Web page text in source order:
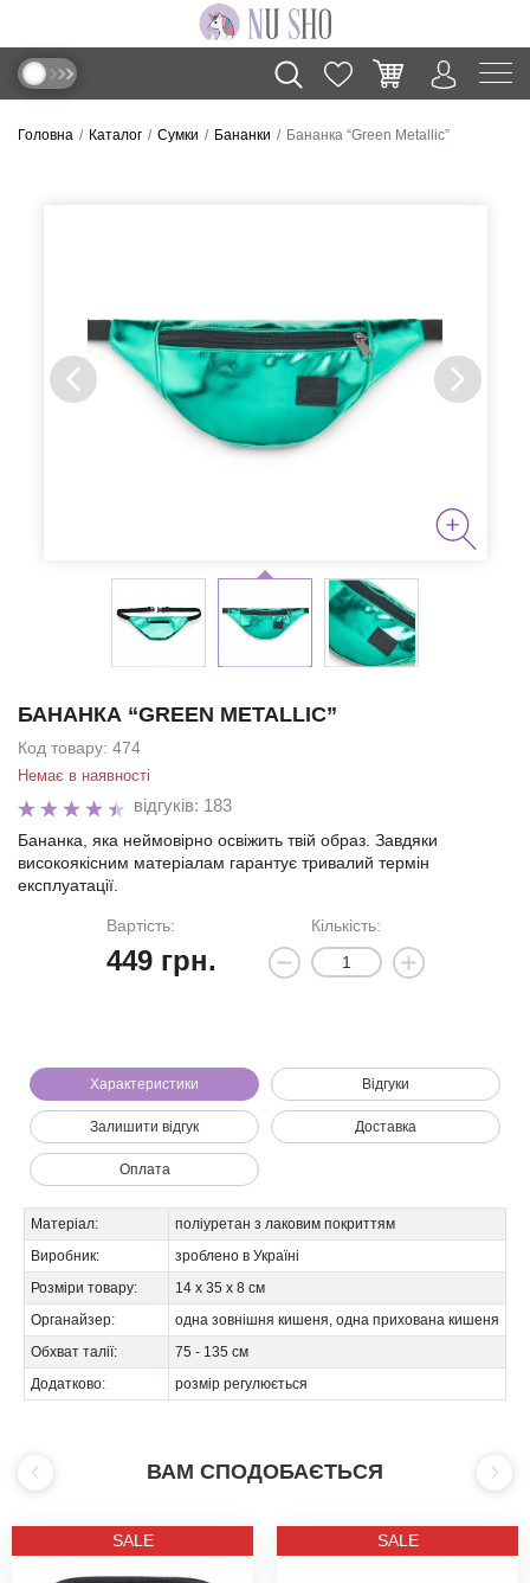
Головна Каталог Сумки Бананки Бананка “Green Metallic”
БАНАНКА “GREEN METALLIC”
Код товару: 474
Немає в наявності
відгуків: 183
Бананка, яка неймовірно освіжить твій образ. Завдяки
високоякісним матеріалам гарантує тривалий термін
експлуатації.
Вартість:
449грн.
Кількість:
Характеристики Відгуки
Залишити відгук Доставка
Оплата
Матеріал:
поліуретан з лаковим покриттям
Виробник:
зроблено в Україні
Розміри товару:
14 х 35 х 8 см
Органайзер:
одна зовнішня кишеня, одна прихована кишеня
Обхват талії:
75 - 135 см
Додатково:
розмір регулюється
ВАМ СПОДОБАЄТЬСЯ
SALE SALE
Ми зателефонуємо вам на номер: